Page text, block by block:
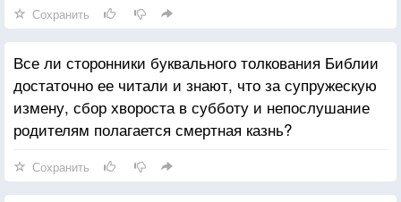
Сохранить
Все ли сторонники буквального толкования Библии
достаточно ее читали и знают, что за супружескую
измену, сбор хвороста в субботу и непослушание
родителям полагается смертная казнь?
Сохранить